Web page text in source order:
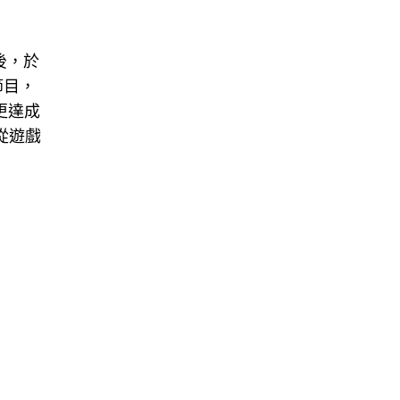
，於
，
達成
遊戲